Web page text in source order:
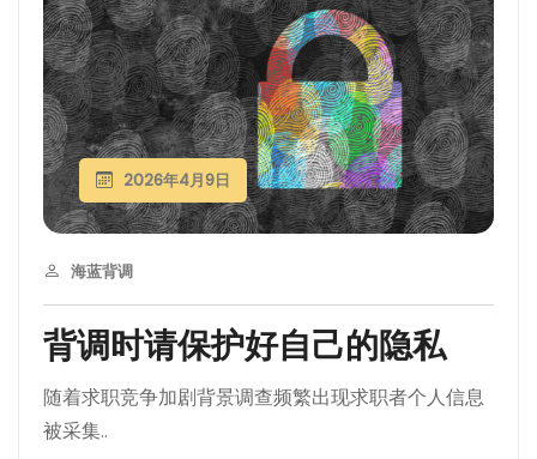
背调时请保护好自己的隐私
2026年4月9日
海蓝背调
随着求职竞争加剧背景调查频繁出现求职者个人信息
被采集..